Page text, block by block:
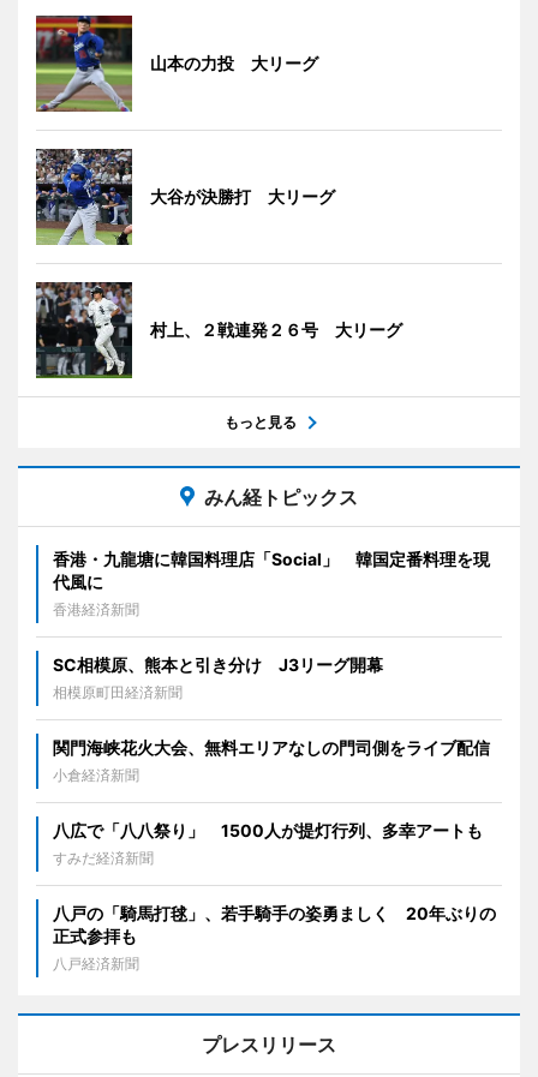
山本の力投 大リーグ
大谷が決勝打 大リーグ
村上、２戦連発２６号 大リーグ
もっと見る
みん経トピックス
香港・九龍塘に韓国料理店「Social」 韓国定番料理を現
代風に
香港経済新聞
SC相模原、熊本と引き分け J3リーグ開幕
相模原町田経済新聞
関門海峡花火大会、無料エリアなしの門司側をライブ配信
小倉経済新聞
八広で「八八祭り」 1500人が提灯行列、多幸アートも
すみだ経済新聞
八戸の「騎馬打毬」、若手騎手の姿勇ましく 20年ぶりの
正式参拝も
八戸経済新聞
プレスリリース